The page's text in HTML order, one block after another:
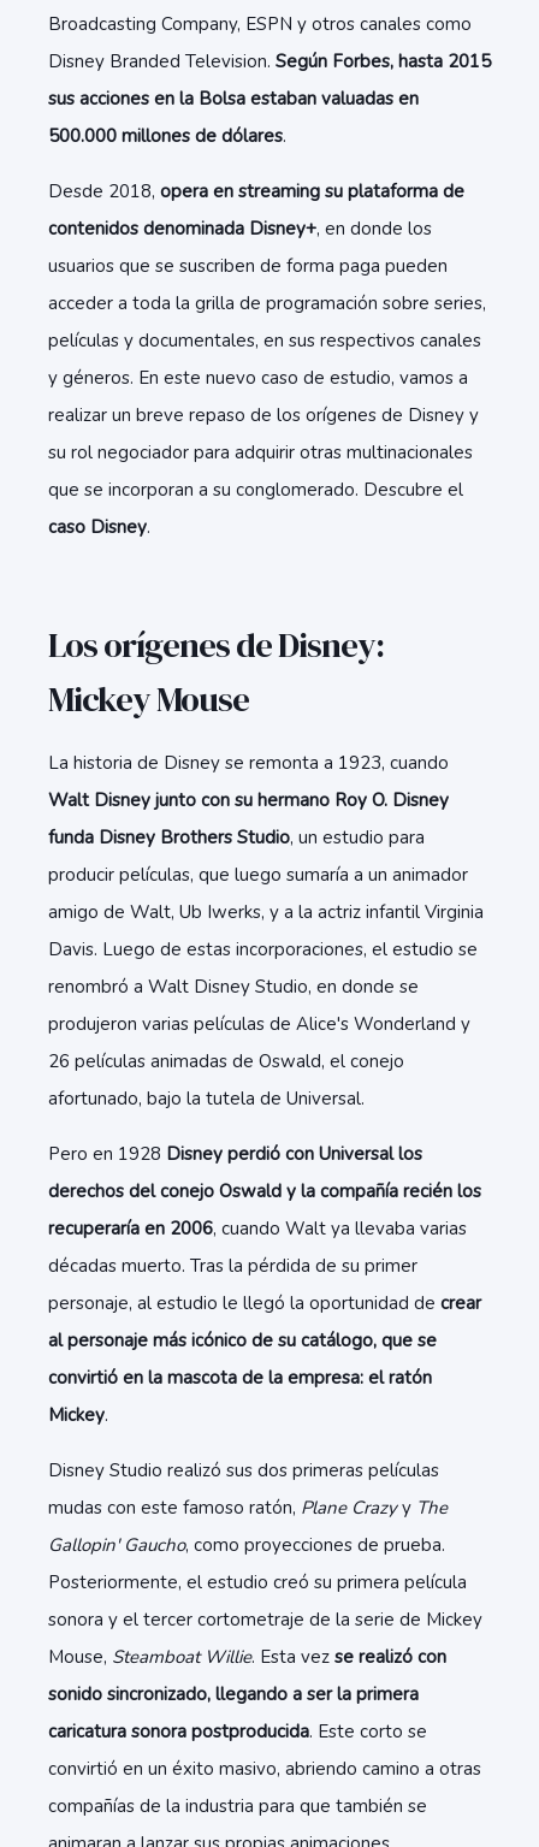
Broadcasting Company, ESPN y otros canales como
Disney Branded Television. Según Forbes, hasta 2015
sus acciones en la Bolsa estaban valuadas en
500.000 millones de dólares.
Desde 2018, opera en streaming su plataforma de
contenidos denominada Disney+, en donde los
usuarios que se suscriben de forma paga pueden
acceder a toda la grilla de programación sobre series,
películas y documentales, en sus respectivos canales
y géneros. En este nuevo caso de estudio, vamos a
realizar un breve repaso de los orígenes de Disney y
su rol negociador para adquirir otras multinacionales
que se incorporan a su conglomerado. Descubre el
caso Disney.
Los orígenes de Disney:
Mickey Mouse
La historia de Disney se remonta a 1923, cuando
Walt Disney junto con su hermano Roy O. Disney
funda Disney Brothers Studio, un estudio para
producir películas, que luego sumaría a un animador
amigo de Walt, Ub Iwerks, y a la actriz infantil Virginia
Davis. Luego de estas incorporaciones, el estudio se
renombró a Walt Disney Studio, en donde se
produjeron varias películas de Alice's Wonderland y
26 películas animadas de Oswald, el conejo
afortunado, bajo la tutela de Universal.
Pero en 1928 Disney perdió con Universal los
derechos del conejo Oswald y la compañía recién los
recuperaría en 2006, cuando Walt ya llevaba varias
décadas muerto. Tras la pérdida de su primer
personaje, al estudio le llegó la oportunidad de crear
al personaje más icónico de su catálogo, que se
convirtió en la mascota de la empresa: el ratón
Mickey.
Disney Studio realizó sus dos primeras películas
mudas con este famoso ratón, Plane Crazyy The
Gallopin' Gaucho, como proyecciones de prueba.
Posteriormente, el estudio creó su primera película
sonora y el tercer cortometraje de la serie de Mickey
Mouse, Steamboat Willie. Esta vez se realizó con
sonido sincronizado, llegando a ser la primera
caricatura sonora postproducida. Este corto se
convirtió en un éxito masivo, abriendo camino a otras
compañías de la industria para que también se